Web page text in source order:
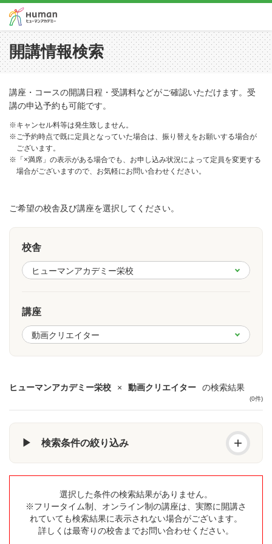
開講情報検索
講座・コースの開講日程・受講料などがご確認いただけます。受
講の申込予約も可能です。
※キャンセル料等は発生致しません。
※ご予約時点で既に定員となっていた場合は、振り替えをお願いする場合が
ございます。
※「×満席」の表示がある場合でも、お申し込み状況によって定員を変更する
場合がございますので、お気軽にお問い合わせください。
ご希望の校舎及び講座を選択してください。
校舎
講座
ヒューマンアカデミー栄校 × 動画クリエイター の検索結果
(0件)
▶ 検索条件の絞り込み +
選択した条件の検索結果がありません。
※フリータイム制、オンライン制の講座は、実際に開講さ
れていても検索結果に表示されない場合がございます。
詳しくは最寄りの校舎までお問い合わせください。